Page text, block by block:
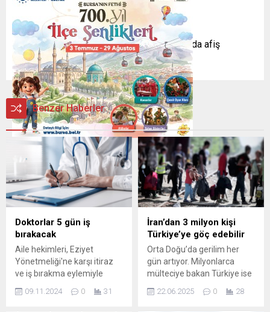
Bursa’daki miting öncesi TMSF, billboardlarda afiş
kullanımını engellemişti.
Benzer Haberler
Doktorlar 5 gün iş
bırakacak
Aile hekimleri, Eziyet
Yönetmeliği'ne karşı itiraz
ve iş bırakma eylemiyle
haklarını savunuyor. Bu
mücadelenin sebepleri,
09.11.2024 0 31
İran’dan 3 milyon kişi
Türkiye’ye göç edebilir
Orta Doğu’da gerilim her
gün artıyor. Milyonlarca
mülteciye bakan Türkiye ise
yeni bir göç kriziyle karşı
karşıya. Tahminler İranlıların
22.06.2025 0 28